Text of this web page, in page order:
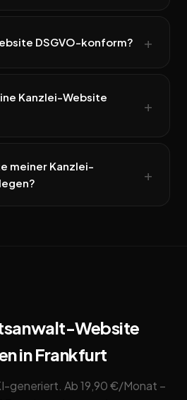
DSGVO-konform?
Kanzlei-Website
meiner Kanzlei-
Website
in Frankfurt
generiert. Ab 19,90 €/Monat –